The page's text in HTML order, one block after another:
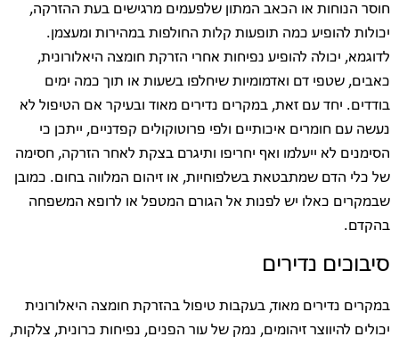
חוסר הנוחות או הכאב המתון שלפעמים מרגישים בעת ההזרקה,
יכולות להופיע כמה תופעות קלות החולפות במהירות ומעצמן.
לדוגמא, יכולה להופיע נפיחות אחרי הזרקת חומצה היאלורונית,
כאבים, שטפי דם ואדמומיות שיחלפו בשעות או תוך כמה ימים
בודדים. יחד עם זאת, במקרים נדירים מאוד ובעיקר אם הטיפול לא
נעשה עם חומרים איכותיים ולפי פרוטוקולים קפדניים, ייתכן כי
הסימנים לא ייעלמו ואף יחריפו ותיגרם בצקת לאחר הזרקה, חסימה
של כלי הדם שמתבטאת בשלפוחיות, או זיהום המלווה בחום. כמובן
שבמקרים כאלו יש לפנות אל הגורם המטפל או לרופא המשפחה
בהקדם.
סיבוכים נדירים
במקרים נדירים מאוד, בעקבות טיפול בהזרקת חומצה היאלורונית
יכולים להיווצר זיהומים, נמק של עור הפנים, נפיחות כרונית, צלקות,